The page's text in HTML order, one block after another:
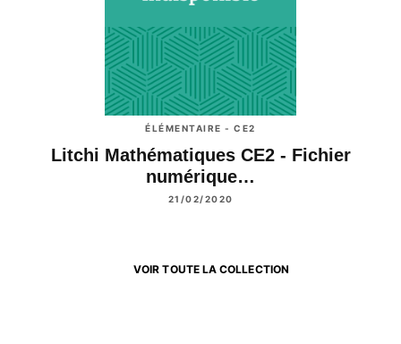
ÉLÉMENTAIRE - CE2
Litchi Mathématiques CE2 - Fichier
numérique…
21/02/2020
VOIR TOUTE LA COLLECTION